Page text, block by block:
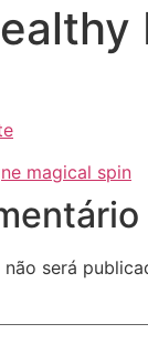
magical spin
será